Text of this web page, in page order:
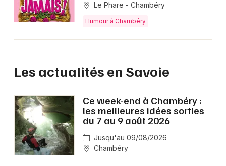
Le Phare - Chambéry
Humour à Chambéry
Les actualités en Savoie
Ce week-end à Chambéry :
les meilleures idées sorties
du 7 au 9 août 2026
Jusqu'au 09/08/2026
Chambéry